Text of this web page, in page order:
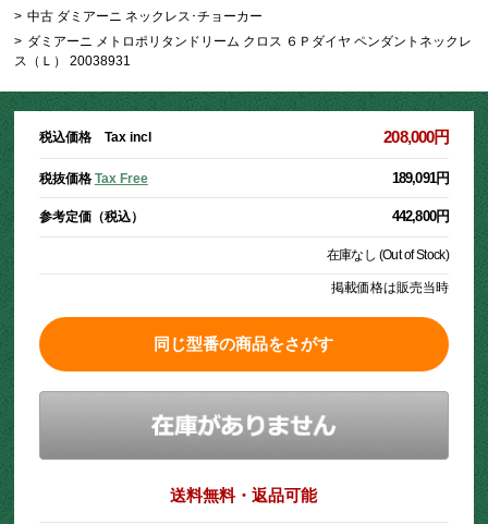
> 中古 ダミアーニ ネックレス･チョーカー
> ダミアーニ メトロポリタンドリーム クロス ６Ｐダイヤ ペンダントネックレ
ス（Ｌ） 20038931
税込価格 Tax incl 208,000円
税抜価格 Tax Free 189,091円
参考定価（税込） 442,800円
在庫なし (Out of Stock)
掲載価格は販売当時
同じ型番の商品をさがす
送料無料・返品可能